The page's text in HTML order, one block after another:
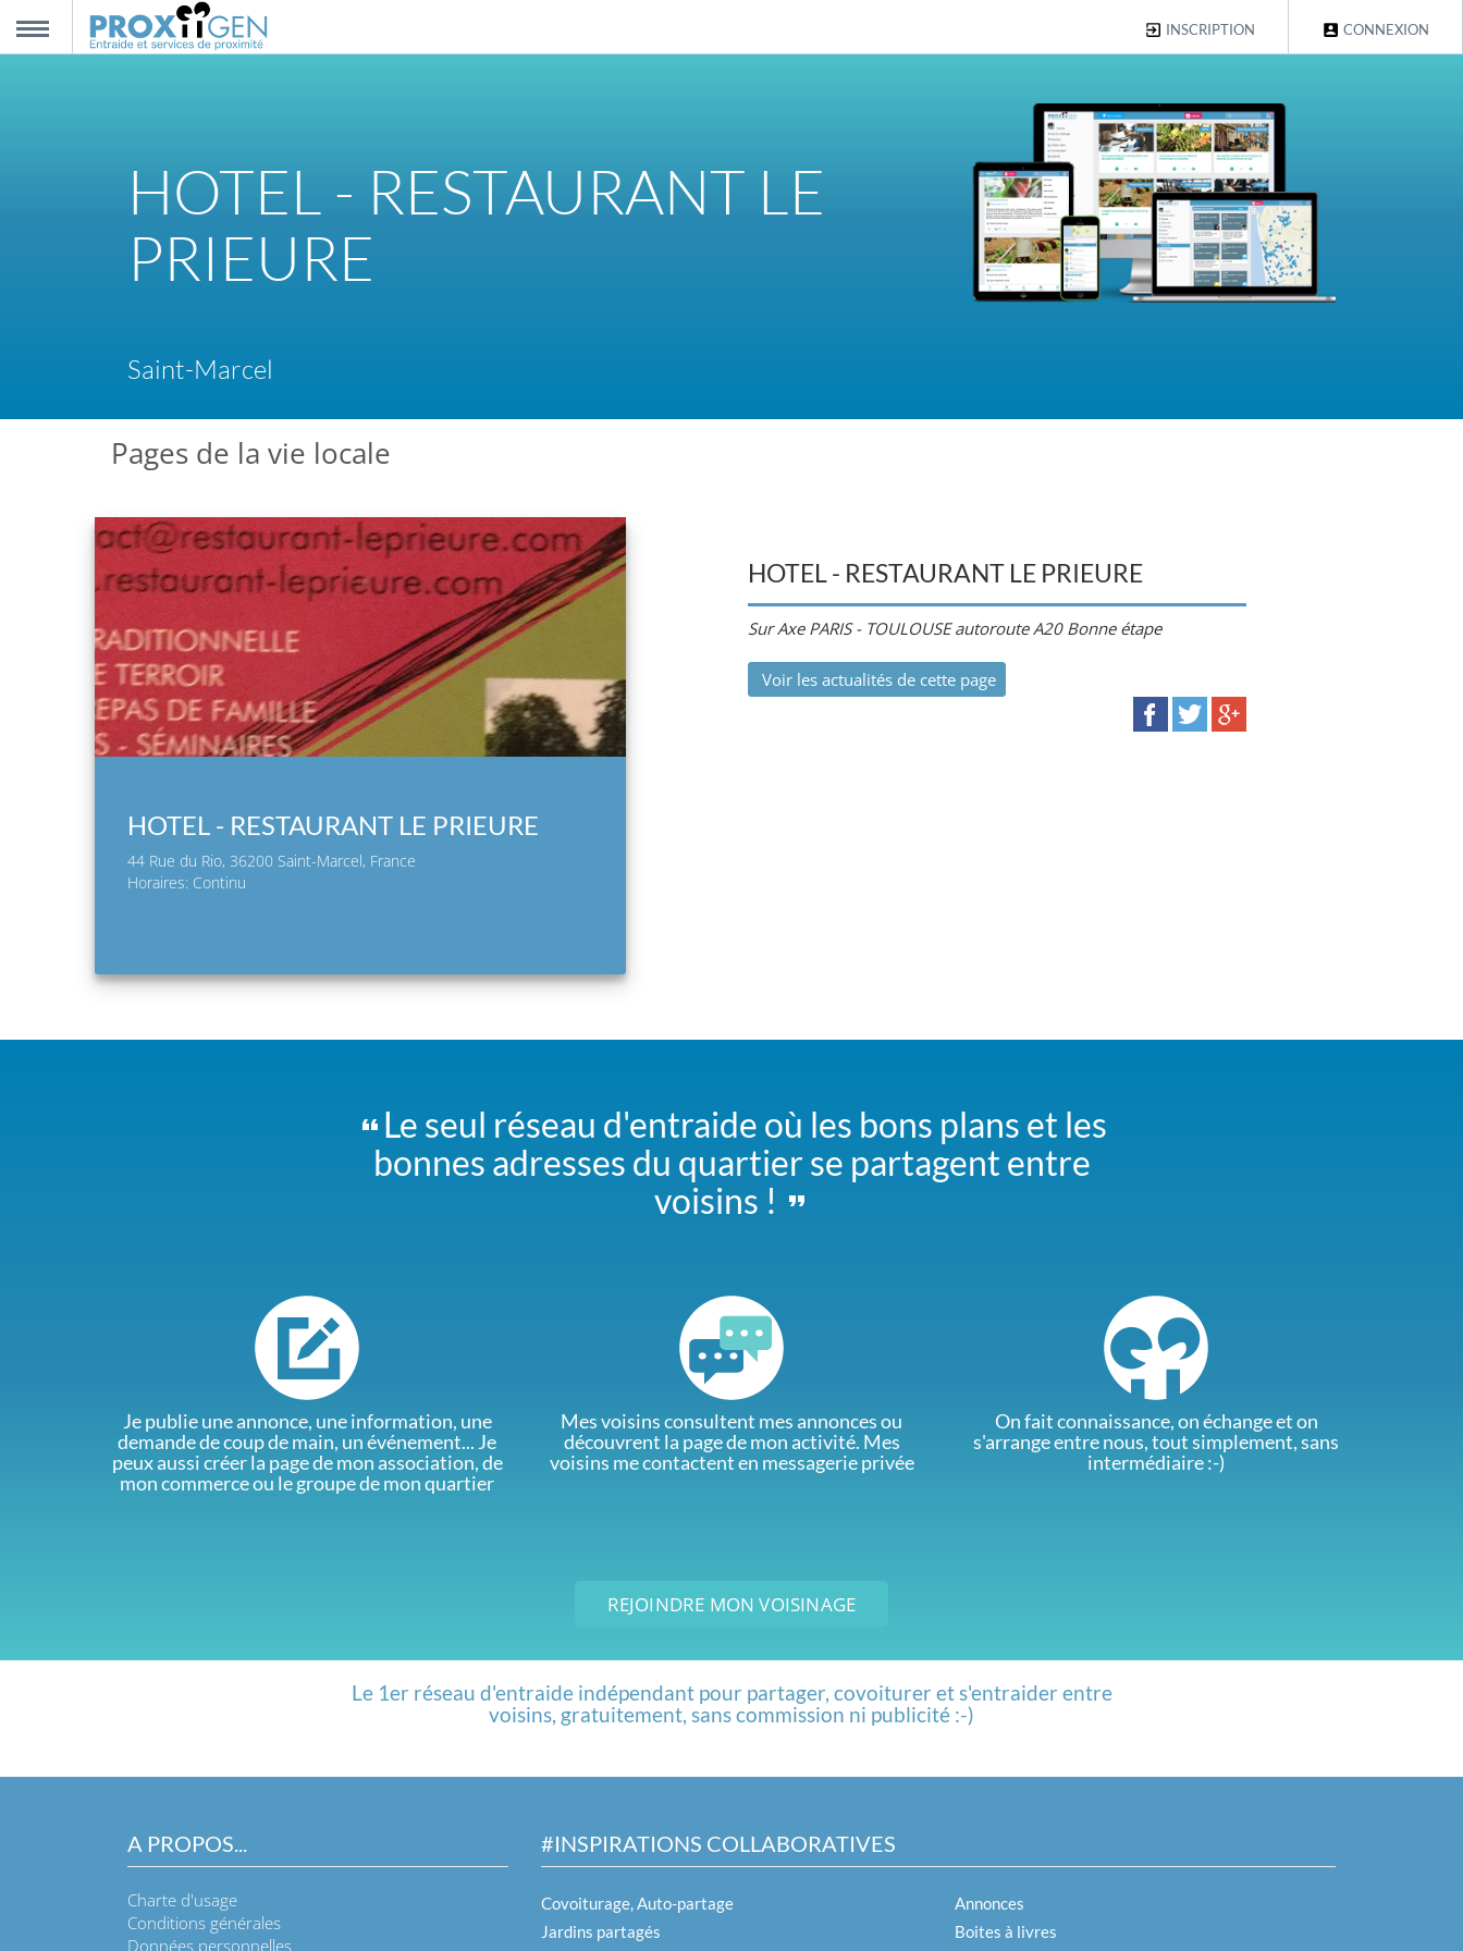
CONNEXION
INSCRIPTION
HOTEL - RESTAURANT LE
PRIEURE
Saint-Marcel
Pages de la vie locale
HOTEL - RESTAURANT LE PRIEURE
44 Rue du Rio, 36200 Saint-Marcel, France
Horaires: Continu
HOTEL - RESTAURANT LE PRIEURE
Sur Axe PARIS - TOULOUSE autoroute A20 Bonne étape
Voir les actualités de cette page
Le seul réseau d'entraide où les bons plans et les
bonnes adresses du quartier se partagent entre
voisins !
Je publie une annonce, une information, une
demande de coup de main, un événement... Je
peux aussi créer la page de mon association, de
mon commerce ou le groupe de mon quartier
Mes voisins consultent mes annonces ou
découvrent la page de mon activité. Mes
voisins me contactent en messagerie privée
On fait connaissance, on échange et on
s'arrange entre nous, tout simplement, sans
intermédiaire :-)
REJOINDRE MON VOISINAGE
Le 1er réseau d'entraide indépendant pour partager, covoiturer et s'entraider entre
voisins, gratuitement, sans commission ni publicité :-)
A PROPOS...
Charte d'usage
Conditions générales
Données personnelles
#INSPIRATIONS COLLABORATIVES
Covoiturage, Auto-partage
Annonces
Jardins partagés
Boites à livres